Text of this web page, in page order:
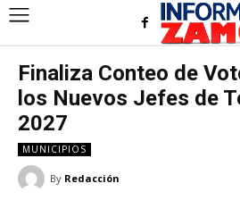
Finaliza Conteo de
los Nuevos Jefes de
2027
MUNICIPIOS
By Redacción